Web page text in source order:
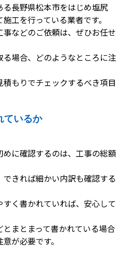
長野県松本市をはじめ塩尻
工を行っている業者です。
などのご依頼は、ぜひお任せ
場合、どのようなところに注
もりでチェックするべき項目
ているか
に確認するのは、工事の総額
きれば細かい内訳も確認する
く書かれていれば、安心して
まとまって書かれている場合
が必要です。